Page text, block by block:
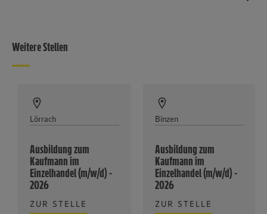
Weitere Stellen
Lörrach
Ausbildung zum
Kaufmann im
Einzelhandel (m/w/d) -
2026
ZUR STELLE
Binzen
Ausbildung zum
Kaufmann im
Einzelhandel (m/w/d) -
2026
ZUR STELLE